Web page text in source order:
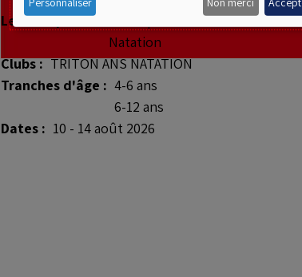
Les disciplines :
Natation
Clubs : TRITON ANS NATATION
Tranches d'âge : 4-6 ans
6-12 ans
Dates : 10 - 14 août 2026
personal
data
and
cookies